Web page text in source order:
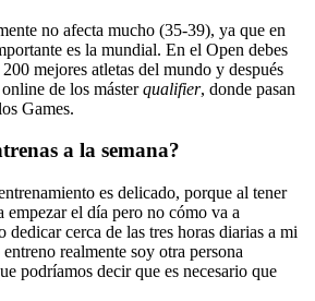
no afecta mucho (35-39), ya que en
es la mundial. En el Open debes
mejores atletas del mundo y después
de los másterqualifier, donde pasan
Games.
a la semana?
es delicado, porque al tener
el día pero no cómo va a
dedicar cerca de las tres horas diarias a mi
realmente soy otra persona
podríamos decir que es necesario que